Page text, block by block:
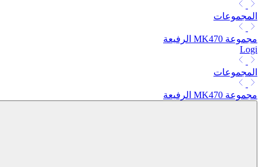
المجموعات
مجموعة MK470 الرفيعة
Logi
المجموعات
مجموعة MK470 الرفيعة